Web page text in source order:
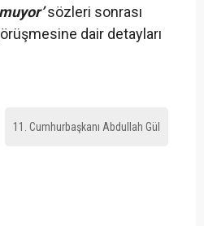
sözleri sonrası
dair detayları
11. Cumhurbaşkanı Abdullah Gül